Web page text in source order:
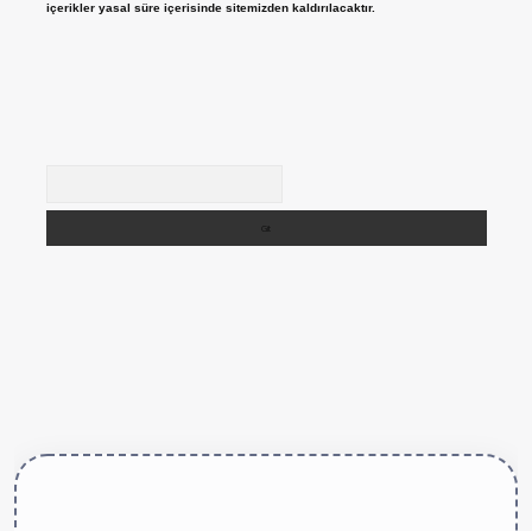
içerikler yasal süre içerisinde sitemizden kaldırılacaktır.